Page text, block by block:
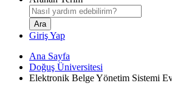
Giriş Yap
Ana Sayfa
Doğuş Üniversitesi
Elektronik Belge Yönetim Sistemi